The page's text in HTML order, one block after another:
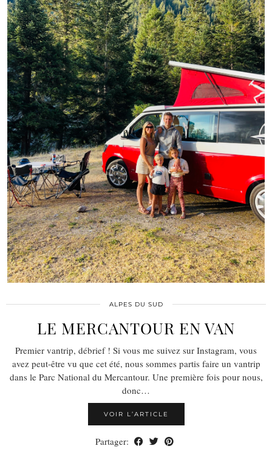
ALPES DU SUD
LE MERCANTOUR EN VAN
Premier vantrip, débrief ! Si vous me suivez sur Instagram, vous
avez peut-être vu que cet été, nous sommes partis faire un vantrip
dans le Parc National du Mercantour. Une première fois pour nous,
donc…
VOIR L’ARTICLE
Partager: